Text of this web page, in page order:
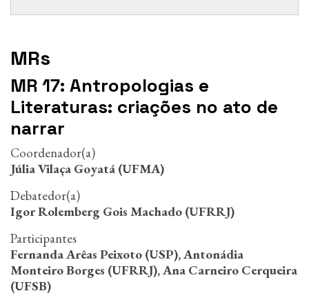
MRs
MR 17: Antropologias e
Literaturas: criações no ato de
narrar
Coordenador(a)
Júlia Vilaça Goyatá (UFMA)
Debatedor(a)
Igor Rolemberg Gois Machado (UFRRJ)
Participantes
Fernanda Arêas Peixoto (USP), Antonádia
Monteiro Borges (UFRRJ), Ana Carneiro Cerqueira
(UFSB)